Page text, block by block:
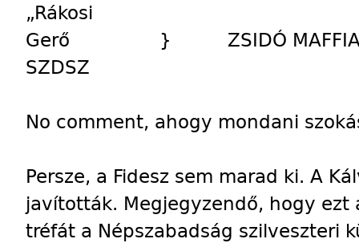
„Rákosi
Gerő } ZSIDÓ
SZDSZ
No comment, ahogy mondani
Persze, a Fidesz sem marad ki. A
javították. Megjegyzendő, hogy ezt
tréfát a Népszabadság szilveszteri